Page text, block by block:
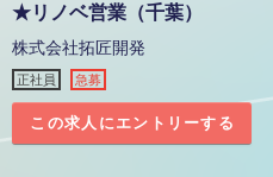
★リノベ営業（千葉）
株式会社拓匠開発
正社員 急募
この求人にエントリーする